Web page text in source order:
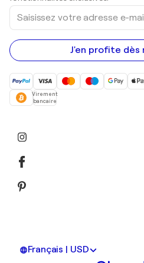
Saisissez
votre
adresse
e-
mail
J'en profite dès
Virement
bancaire
Français | USD